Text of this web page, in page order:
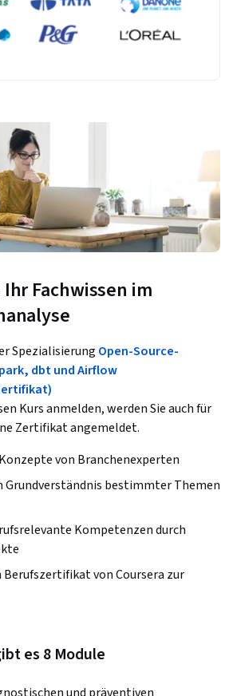
Fachwissen im
Spezialisierung Open-Source-
dbt und Airflow
Kurs anmelden, werden Sie auch für
Zertifikat angemeldet.
von Branchenexperten
Grundverständnis bestimmter Themen
Kompetenzen durch
Berufszertifikat von Coursera zur
es 8 Module